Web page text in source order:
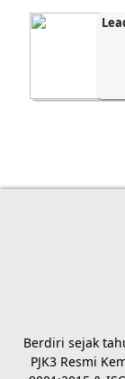
Berdiri sejak
PJK3 Resmi